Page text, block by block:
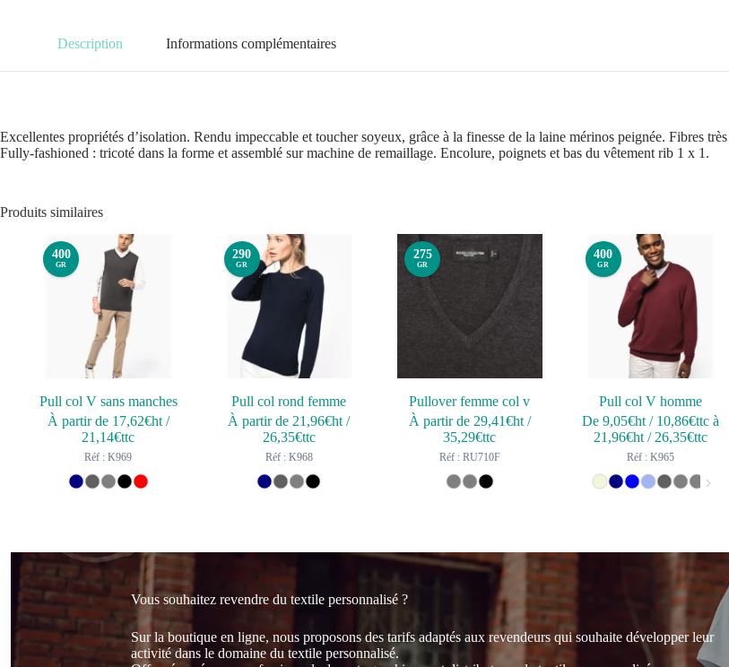
Description Informations complémentaires
Excellentes propriétés d’isolation. Rendu impeccable et toucher soyeux, grâce à la finesse de la laine mérinos peignée. Fibres
Fully-fashioned : tricoté dans la forme et assemblé sur machine de remaillage. Encolure, poignets et bas du vêtement rib 1 x 1.
Produits similaires
400
GR
Pull col V sans manches
À partir de 17,62€ht/
21,14€ttc
Réf : K969
290
GR
Pull col rond femme
À partir de 21,96€ht /
26,35€ttc
Réf : K968
275
GR
Pullover femme col v
À partir de 29,41€ht/
35,29€ttc
Réf : RU710F
400
GR
Pull col V homme
De9,05€ht / 10,86€ttc à
21,96€ht / 26,35€ttc
Réf : K965
Vous souhaitez revendre du textile personnalisé ?
Sur la boutique en ligne, nous proposons des tarifs adaptés aux revendeurs qui souhaite développer leur
activité dans le domaine du textile personnalisé.